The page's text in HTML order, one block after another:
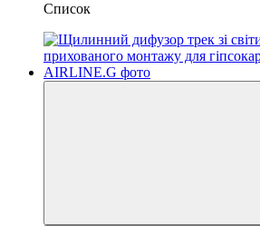
Список